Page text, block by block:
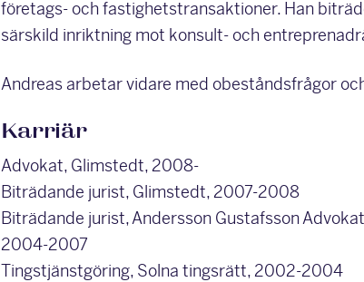
företags- och fastighetstransaktioner. Han
särskild inriktning mot konsult- och
Andreas arbetar vidare med obeståndsfrågor
Karriär
Advokat, Glimstedt, 2008-
Biträdande jurist, Glimstedt, 2007-2008
Biträdande jurist, Andersson Gustafsson
2004-2007
Tingstjänstgöring, Solna tingsrätt, 2002-2004